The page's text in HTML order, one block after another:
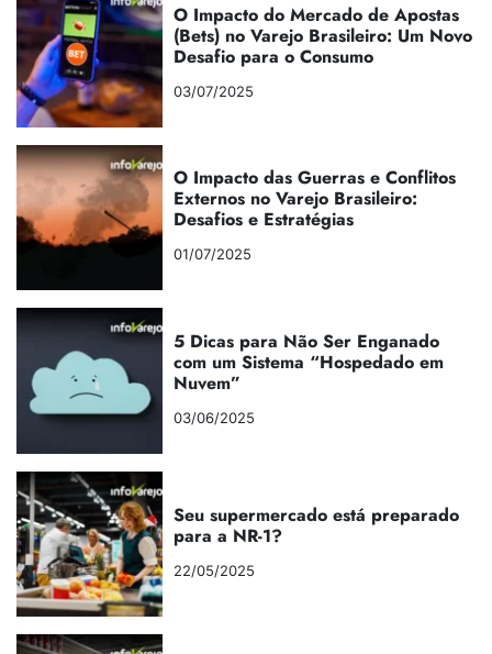
O Impacto do Mercado de Apostas
(Bets) no Varejo Brasileiro: Um Novo
Desafio para o Consumo
03/07/2025
O Impacto das Guerras e Conflitos
Externos no Varejo Brasileiro:
Desafios e Estratégias
01/07/2025
5 Dicas para Não Ser Enganado
com um Sistema “Hospedado em
Nuvem”
03/06/2025
Seu supermercado está preparado
para a NR-1?
22/05/2025